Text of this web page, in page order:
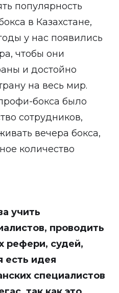
популярность
в Казахстане,
у нас появились
чтобы они
и достойно
на весь мир.
бокса было
сотрудников,
вечера бокса,
количество
учить
проводить
рефери, судей,
есть идея
специалистов